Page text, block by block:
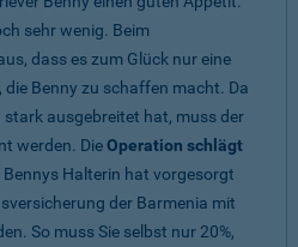
sehr wenig. Beim
dass es zum Glück nur eine
Benny zu schaffen macht. Da
ausgebreitet hat, muss der
werden. DieOperation schlägt
Bennys Halterin hat vorgesorgt
der Barmenia mit
So muss Sie selbst nur 20%,